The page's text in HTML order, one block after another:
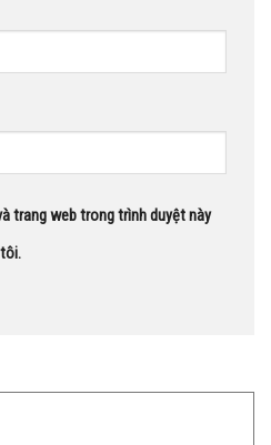
trang web trong trình duyệt này